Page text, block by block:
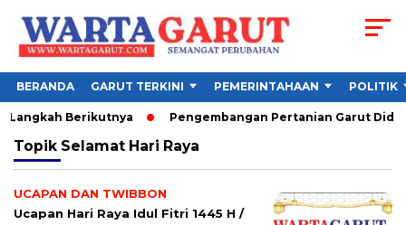
BERANDA GARUT TERKINI PEMERINTAHAAN POLITIK
Berikutnya Pengembangan Pertanian Garut
Topik Selamat Hari Raya
UCAPAN DAN TWIBBON
Ucapan Hari Raya Idul Fitri 1445 H /